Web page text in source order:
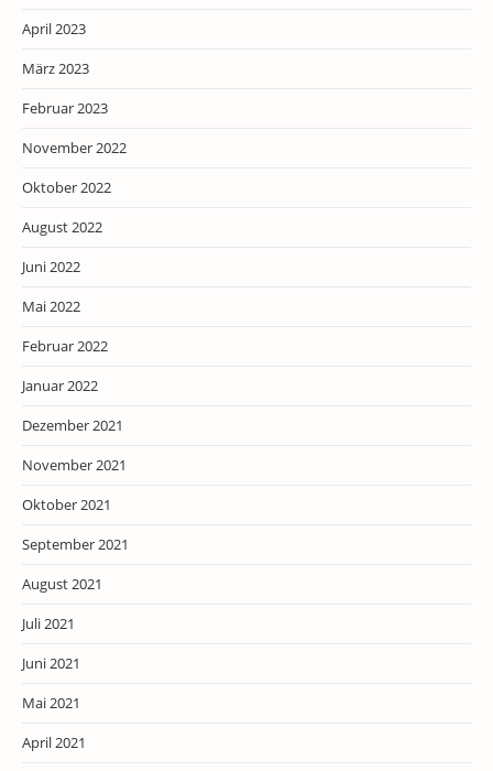
April 2023
März 2023
Februar 2023
November 2022
Oktober 2022
August 2022
Juni 2022
Mai 2022
Februar 2022
Januar 2022
Dezember 2021
November 2021
Oktober 2021
September 2021
August 2021
Juli 2021
Juni 2021
Mai 2021
April 2021